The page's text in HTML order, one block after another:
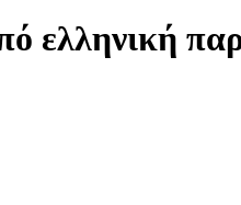
ελληνική